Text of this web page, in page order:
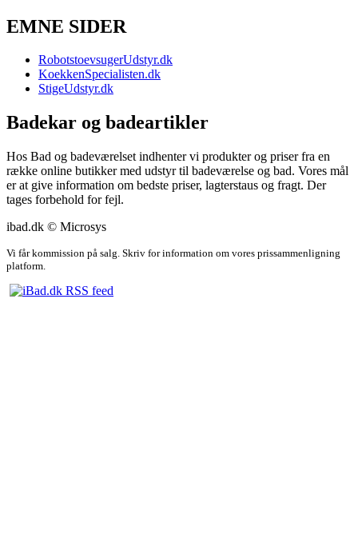
EMNE SIDER
RobotstoevsugerUdstyr.dk
KoekkenSpecialisten.dk
StigeUdstyr.dk
Badekar og badeartikler
Hos Bad og badeværelset indhenter vi produkter og priser fra en
række online butikker med udstyr til badeværelse og bad. Vores mål
er at give information om bedste priser, lagterstaus og fragt. Der
tages forbehold for fejl.
ibad.dk © Microsys
Vi får kommission på salg. Skriv for information om vores prissammenligning
platform.